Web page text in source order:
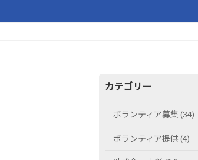
カテゴリー
ボランティア募集 (34)
ボランティア提供 (4)